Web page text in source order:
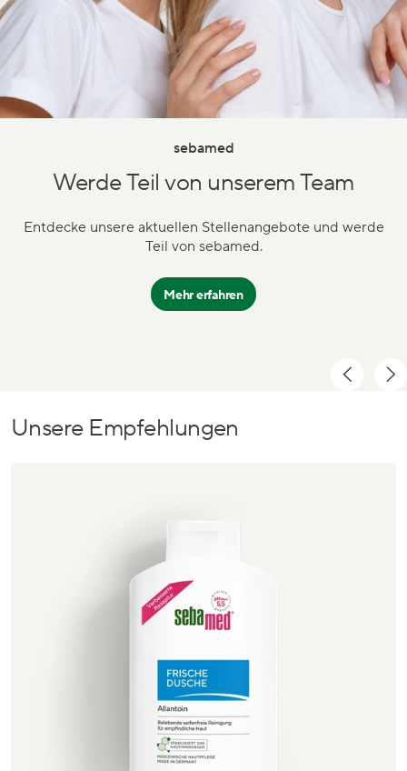
sebamed
Werde Teil von unserem Team
Entdecke unsere aktuellen Stellenangebote und werde
Teil von sebamed.
Mehr erfahren
Unsere Empfehlungen